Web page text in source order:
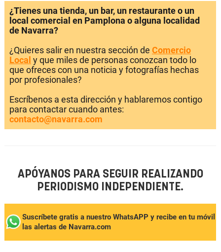
¿Tienes una tienda, un bar, un restaurante o un
local comercial en Pamplona o alguna localidad
de Navarra?
¿Quieres salir en nuestra sección de Comercio
Local y que miles de personas conozcan todo lo
que ofreces con una noticia y fotografías hechas
por profesionales?
Escríbenos a esta dirección y hablaremos contigo
para contactar cuando antes:
contacto@navarra.com
APÓYANOS PARA SEGUIR REALIZANDO
PERIODISMO INDEPENDIENTE.
Suscríbete gratis a nuestro WhatsAPP y recibe en tu móvil
las alertas de Navarra.com